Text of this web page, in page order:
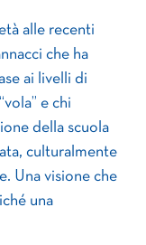
alle recenti
che ha
ai livelli di
e chi
della scuola
culturalmente
Una visione che
una